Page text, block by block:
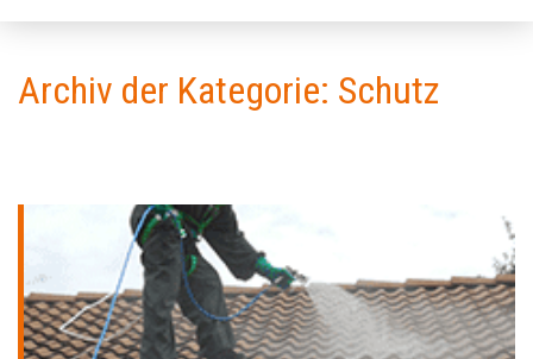
Archiv der Kategorie: Schutz